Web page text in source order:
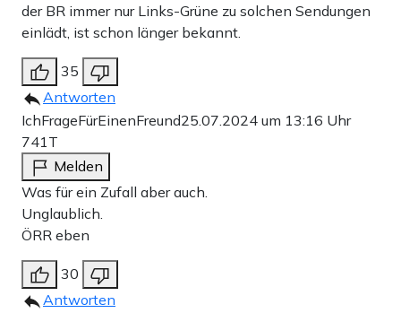
der BR immer nur Links-Grüne zu solchen Sendungen
einlädt, ist schon länger bekannt.
35
Antworten
IchFrageFürEinenFreund25.07.2024 um 13:16 Uhr
741T
Melden
Was für ein Zufall aber auch.
Unglaublich.
ÖRR eben
30
Antworten